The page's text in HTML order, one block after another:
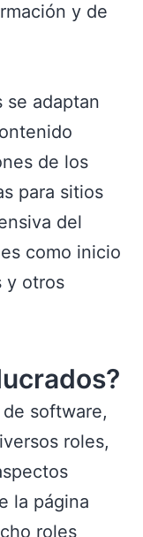
y de
se adaptan
de los
para sitios
del
como inicio
y otros
software,
roles,
la página
roles